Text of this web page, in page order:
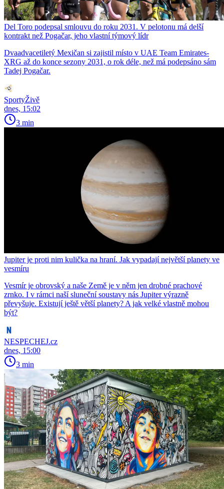
Del Toro podepsal smlouvu do roku 2031. V pelotonu má delší
kontrakt než Pogačar, jeho vlastní týmový lídr
Dvaadvacetiletý Mexičan si zajistil místo v UAE Team Emirates-
XRG až do konce sezony 2031, o rok déle, než má podepsáno sám
Tadej Pogačar.
SportyŽivě
dnes, 15:02
3 min
Jupiter je proti nim kulička na hraní. Jak vypadají největší planety ve
vesmíru
Vesmír je obrovský a naše Země je v něm jen drobné prachové
zrnko. I v rámci naší sluneční soustavy nás Jupiter výrazně
převyšuje. Existují ještě větší planety? A jak velké vlastně mohou
být?
NESPECHEJ.cz
dnes, 15:00
3 min